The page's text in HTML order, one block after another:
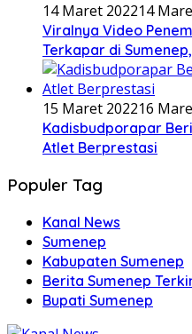
14 Maret 202214
Viralnya Video
Terkapar di
15 Maret 202216
Kadisbudporapar
Atlet Berprestasi
Populer Tag
Kanal News
Sumenep
Kabupaten Sumenep
Berita Sumenep
Bupati Sumenep